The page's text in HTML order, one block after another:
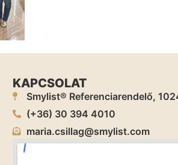
KAPCSOLAT
Smylist® Referenciarendelő,
(+36) 30 394 4010
maria.csillag@smylist.com